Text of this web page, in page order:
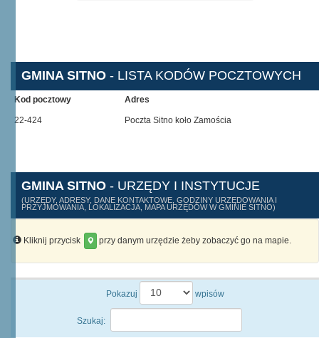
GMINA SITNO - LISTA KODÓW POCZTOWYCH
Kod pocztowy Adres
22-424 Poczta Sitno koło Zamościa
GMINA SITNO - URZĘDY I INSTYTUCJE
(URZĘDY, ADRESY, DANE KONTAKTOWE, GODZINY URZĘDOWANIA I
PRZYJMOWANIA, LOKALIZACJA, MAPA URZĘDÓW W GMINIE SITNO)
Kliknij przycisk przy danym urzędzie żeby zobaczyć go na mapie.
Pokazuj wpisów
Szukaj: